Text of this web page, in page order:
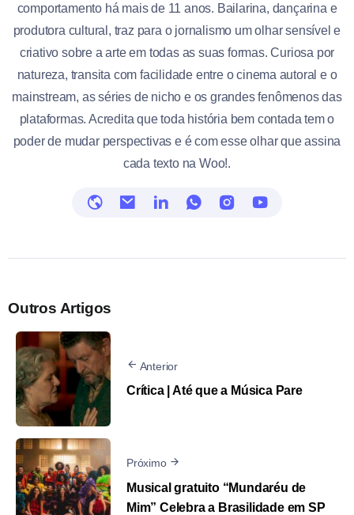
comportamento há mais de 11 anos. Bailarina, dançarina e
produtora cultural, traz para o jornalismo um olhar sensível e
criativo sobre a arte em todas as suas formas. Curiosa por
natureza, transita com facilidade entre o cinema autoral e o
mainstream, as séries de nicho e os grandes fenômenos das
plataformas. Acredita que toda história bem contada tem o
poder de mudar perspectivas e é com esse olhar que assina
cada texto na Woo!.
Outros Artigos
Anterior
Crítica | Até que a Música Pare
Próximo
Musical gratuito “Mundaréu de
Mim” Celebra a Brasilidade em SP